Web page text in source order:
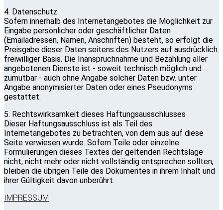
4. Datenschutz
Sofern innerhalb des Internetangebotes die Möglichkeit zur
Eingabe persönlicher oder geschäftlicher Daten
(Emailadressen, Namen, Anschriften) besteht, so erfolgt die
Preisgabe dieser Daten seitens des Nutzers auf ausdrücklich
freiwilliger Basis. Die Inanspruchnahme und Bezahlung aller
angebotenen Dienste ist - soweit technisch möglich und
zumutbar - auch ohne Angabe solcher Daten bzw. unter
Angabe anonymisierter Daten oder eines Pseudonyms
gestattet.
5. Rechtswirksamkeit dieses Haftungsausschlusses
Dieser Haftungsausschluss ist als Teil des
Internetangebotes zu betrachten, von dem aus auf diese
Seite verwiesen wurde. Sofern Teile oder einzelne
Formulierungen dieses Textes der geltenden Rechtslage
nicht, nicht mehr oder nicht vollständig entsprechen sollten,
bleiben die übrigen Teile des Dokumentes in ihrem Inhalt und
ihrer Gültigkeit davon unberührt.
IMPRESSUM